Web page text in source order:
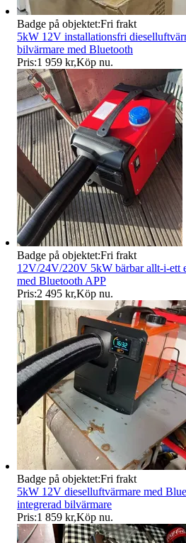
Badge på objektet:Fri frakt
5kW 12V installationsfri
bilvärmare med Bluetooth
Pris:1 959 kr,Köp nu.
Badge på objektet:Fri frakt
12V/24V/220V 5kW bärbar allt-i-ett
med Bluetooth APP
Pris:2 495 kr,Köp nu.
Badge på objektet:Fri frakt
5kW 12V dieselluftvärmare med
integrerad bilvärmare
Pris:1 859 kr,Köp nu.